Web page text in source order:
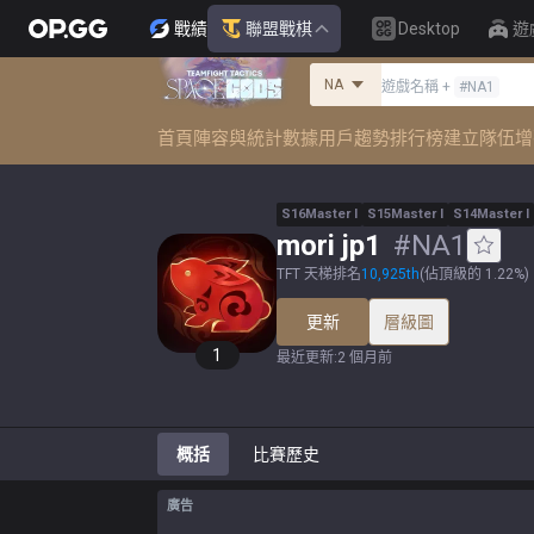
戰績 聯盟戰棋 Desktop 遊
NA 遊戲名稱 + #NA1
首頁陣容與統計數據用戶趨勢排行榜建立隊伍
1
S16Master I S15Master I S14Master I
mori jp1 #NA1
TFT 天梯排名10,925th(佔頂級的 1.22%)
更新 層級圖
最近更新:2 個月前
概括 比賽歷史
廣告